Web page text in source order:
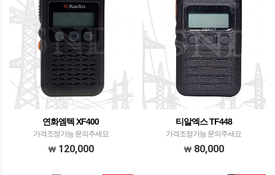
연화엠텍 XF400
가격조정가능 문의주세요
120,000
티알엑스 TF448
가격조정가능 문의주세요
80,000